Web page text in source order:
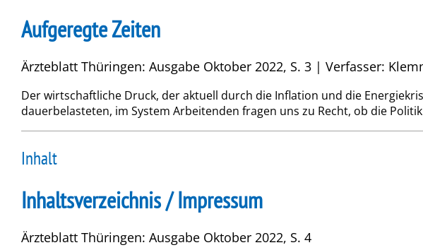
Aufgeregte Zeiten
Ärzteblatt Thüringen: Ausgabe Oktober 2022, S. 3 | Verfasser:
Der wirtschaftliche Druck, der aktuell durch die Inflation und die
dauerbelasteten, im System Arbeitenden fragen uns zu Recht, ob die
Inhalt
Inhaltsverzeichnis / Impressum
Ärzteblatt Thüringen: Ausgabe Oktober 2022, S. 4